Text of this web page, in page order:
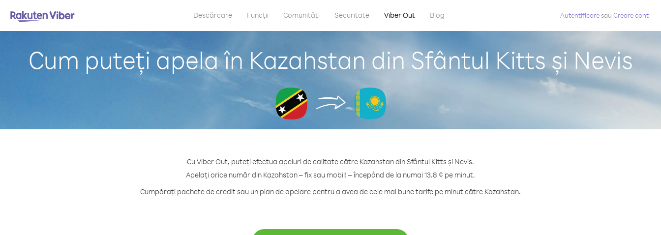
Descărcare Funcții Comunități Securitate Viber Out Blog Autentificaresau Creare cont
Cum puteți apela în Kazahstan din Sfântul Kitts și Nevis
Cu Viber Out, puteți efectua apeluri de calitate către Kazahstan din Sfântul Kitts și Nevis.
Apelați orice număr din Kazahstan – fix sau mobil! – începând de la numai 13.8 ¢ pe minut.
Cumpărați pachete de credit sau un plan de apelare pentru a avea de cele mai bune tarife pe minut către Kazahstan.